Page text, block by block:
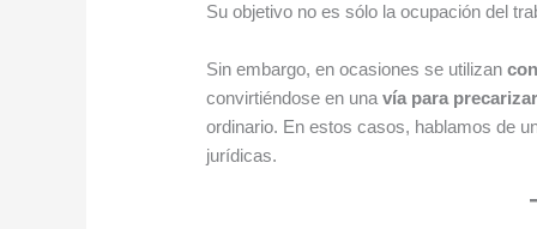
Su objetivo no es sólo la ocupación del
Sin embargo, en ocasiones se utilizan
convirtiéndose en unavía para
ordinario. En estos casos, hablamos de
jurídicas.